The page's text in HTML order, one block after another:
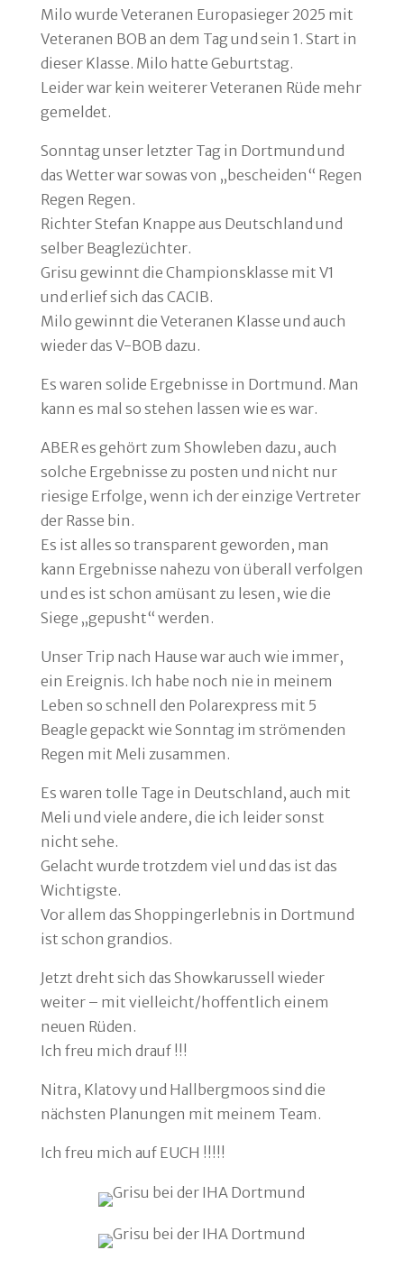
Milo wurde Veteranen Europasieger 2025 mit
Veteranen BOB an dem Tag und sein 1. Start in
dieser Klasse. Milo hatte Geburtstag.
Leider war kein weiterer Veteranen Rüde mehr
gemeldet.
Sonntag unser letzter Tag in Dortmund und
das Wetter war sowas von „bescheiden“ Regen
Regen Regen.
Richter Stefan Knappe aus Deutschland und
selber Beaglezüchter.
Grisu gewinnt die Championsklasse mit V1
und erlief sich das CACIB.
Milo gewinnt die Veteranen Klasse und auch
wieder das V-BOB dazu.
Es waren solide Ergebnisse in Dortmund. Man
kann es mal so stehen lassen wie es war.
ABER es gehört zum Showleben dazu, auch
solche Ergebnisse zu posten und nicht nur
riesige Erfolge, wenn ich der einzige Vertreter
der Rasse bin.
Es ist alles so transparent geworden, man
kann Ergebnisse nahezu von überall verfolgen
und es ist schon amüsant zu lesen, wie die
Siege „gepusht“ werden.
Unser Trip nach Hause war auch wie immer,
ein Ereignis. Ich habe noch nie in meinem
Leben so schnell den Polarexpress mit 5
Beagle gepackt wie Sonntag im strömenden
Regen mit Meli zusammen.
Es waren tolle Tage in Deutschland, auch mit
Meli und viele andere, die ich leider sonst
nicht sehe.
Gelacht wurde trotzdem viel und das ist das
Wichtigste.
Vor allem das Shoppingerlebnis in Dortmund
ist schon grandios.
Jetzt dreht sich das Showkarussell wieder
weiter – mit vielleicht/hoffentlich einem
neuen Rüden.
Ich freu mich drauf !!!
Nitra, Klatovy und Hallbergmoos sind die
nächsten Planungen mit meinem Team.
Ich freu mich auf EUCH !!!!!